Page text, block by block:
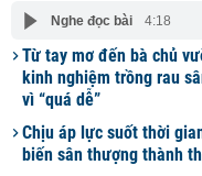
Nghe đọc bài 4:18
Từ tay mơ đến bà chủ
kinh nghiệm trồng rau
vì “quá dễ”
Chịu áp lực suốt thời
biến sân thượng thành